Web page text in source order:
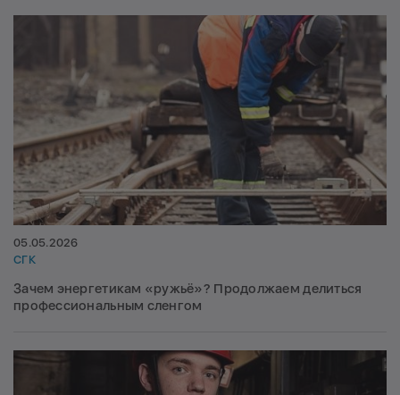
05.05.2026
СГК
Зачем энергетикам «ружьё»? Продолжаем делиться
профессиональным сленгом